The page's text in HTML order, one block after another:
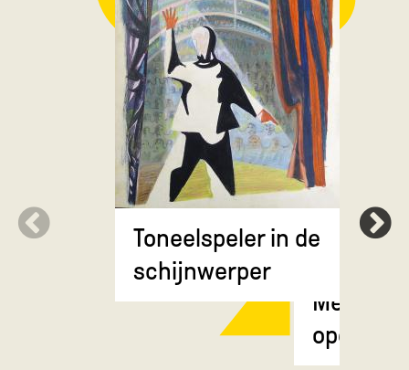
Toneelspeler in de
schijnwerper
Meisje